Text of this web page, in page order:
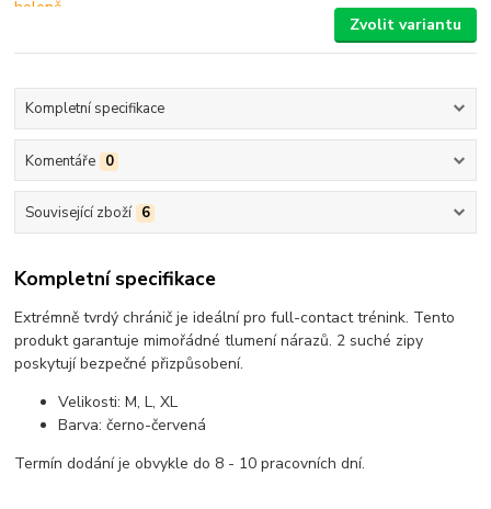
Zvolit variantu
Kompletní specifikace
Komentáře 0
Související zboží 6
Kompletní specifikace
Extrémně tvrdý chránič je ideální pro full-contact trénink. Tento
produkt garantuje mimořádné tlumení nárazů. 2 suché zipy
poskytují bezpečné přizpůsobení.
Velikosti: M, L, XL
Barva: černo-červená
Termín dodání je obvykle do 8 - 10 pracovních dní.